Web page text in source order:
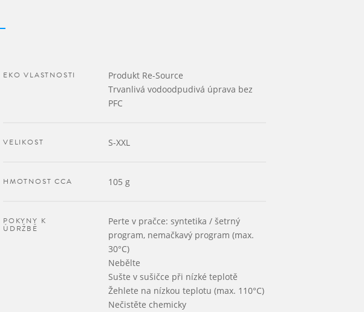
EKO VLASTNOSTI
Produkt Re-Source
Trvanlivá vodoodpudivá úprava bez
PFC
VELIKOST S-XXL
HMOTNOST CCA 105 g
POKYNY K
ÚDRŽBĚ
Perte v pračce: syntetika / šetrný
program, nemačkavý program (max.
30°C)
Nebělte
Sušte v sušičce při nízké teplotě
Žehlete na nízkou teplotu (max. 110°C)
Nečistěte chemicky